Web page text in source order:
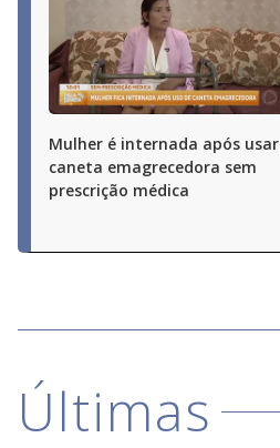
Mulher é internada após usar
caneta emagrecedora sem
prescrição médica
Últimas